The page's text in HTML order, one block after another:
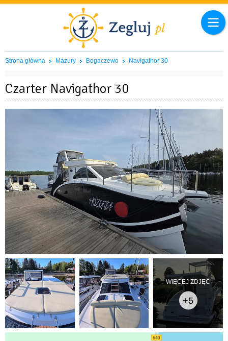
Strona główna Mazury Bogaczewo Navigathor 30
Czarter Navigathor 30
WIĘCEJ ZDJĘĆ
+5